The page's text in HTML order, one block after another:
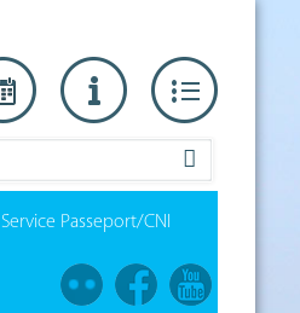
Service Passeport/CNI